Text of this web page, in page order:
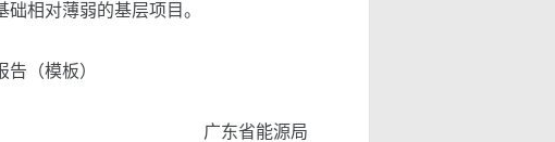
相对薄弱的基层项目。
（模板）
广东省能源局